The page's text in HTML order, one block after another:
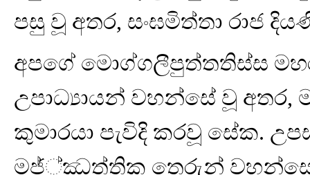
පසු වූ අතර, සංඝමිත්තා රාජ
අපගේ මොග්ගලීපුත්තතිස්ස
උපාධ්‍යායන් වහන්සේ වූ
කුමාරයා පැවිදි කරවූ සේක.
මජ්්ඣත්තික තෙරුන් වහන්සේ